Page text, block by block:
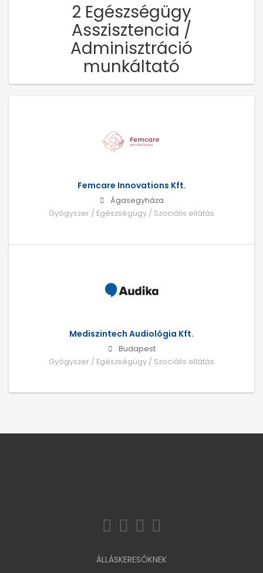
2 Egészségügy
Asszisztencia /
Adminisztráció
munkáltató
Femcare Innovations Kft.
Ágasegyháza
Gyógyszer / Egészségügy / Szociális ellátás
Mediszintech Audiológia Kft.
Budapest
Gyógyszer / Egészségügy / Szociális ellátás
ÁLLÁSKERESŐKNEK